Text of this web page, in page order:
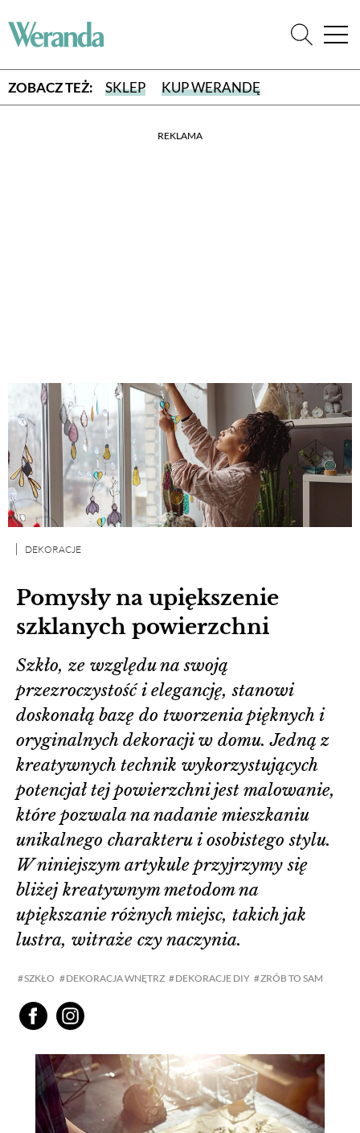
ZOBACZ TEŻ: SKLEP KUP WERANDĘ
REKLAMA
Pomysły na upiększenie
szklanych powierzchni
DEKORACJE
SZKŁO DEKORACJA WNĘTRZ DEKORACJE DIY ZRÓB TO SAM
Szkło, ze względu na swoją
przezroczystość i elegancję, stanowi
doskonałą bazę do tworzenia pięknych i
oryginalnych dekoracji w domu. Jedną z
kreatywnych technik wykorzystujących
potencjał tej powierzchni jest malowanie,
które pozwala na nadanie mieszkaniu
unikalnego charakteru i osobistego stylu.
W niniejszym artykule przyjrzymy się
bliżej kreatywnym metodom na
upiększanie różnych miejsc, takich jak
lustra, witraże czy naczynia.